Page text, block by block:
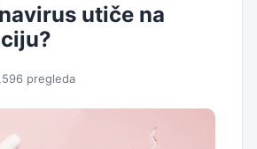
utiče na
pregleda